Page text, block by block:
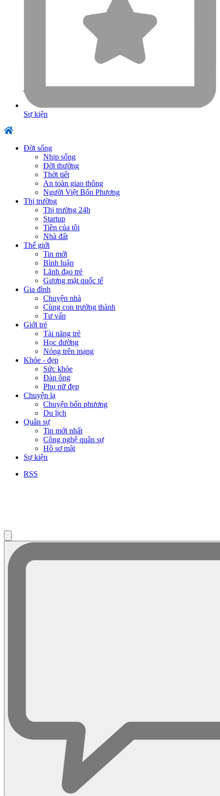
Sự kiện
Đời sống
Nhịp sống
Đời thường
Thời tiết
An toàn giao thông
Người Việt Bốn Phương
Thị trường
Thị trường 24h
Startup
Tiền của tôi
Nhà đất
Thế giới
Tin mới
Bình luận
Lãnh đạo trẻ
Gương mặt quốc tế
Gia đình
Chuyện nhà
Cùng con trưởng thành
Tư vấn
Giới trẻ
Tài năng trẻ
Học đường
Nóng trên mạng
Khỏe - đẹp
Sức khỏe
Đàn ông
Phụ nữ đẹp
Chuyện lạ
Chuyện bốn phương
Du lịch
Quân sự
Tin mới nhất
Công nghệ quân sự
Hồ sơ mật
Sự kiện
RSS